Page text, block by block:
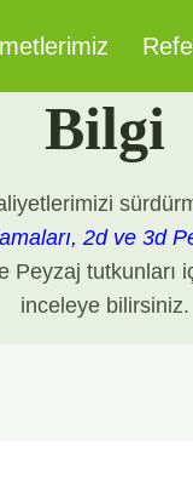
Bilgi
2d ve 3d
tutkunları
inceleye bilirsiniz.